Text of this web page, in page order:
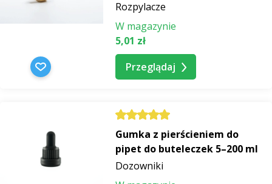
Rozpylacze
W magazynie
5,01 zł
Przeglądaj
Gumka z pierścieniem do
pipet do buteleczek 5–200 ml
Dozowniki